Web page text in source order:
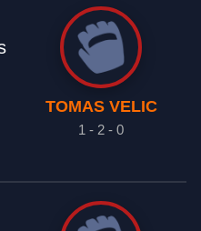
TOMAS VELIC
1 - 2 - 0